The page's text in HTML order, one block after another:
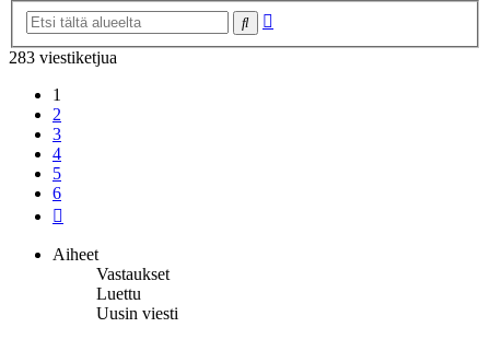
Etsi
283 viestiketjua
1
2
3
4
5
6
Aiheet
Vastaukset
Luettu
Uusin viesti